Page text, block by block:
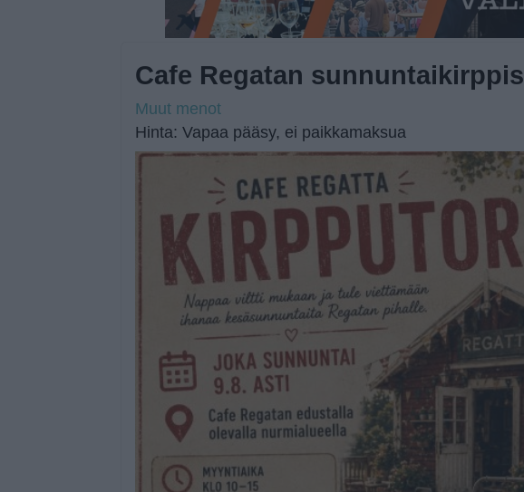
Cafe Regatan sunnuntaikirppis
Muut menot
Hinta: Vapaa pääsy, ei paikkamaksua